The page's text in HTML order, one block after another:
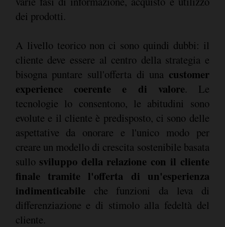
dei prodotti.
A livello teorico non ci sono quindi dubbi: il
cliente deve essere al centro della strategia e
bisogna puntare sull'offerta di una customer
experience coerente e di valore. Le
tecnologie lo consentono, le abitudini sono
evolute e il cliente è predisposto, ci sono delle
aspettative da onorare e l'unico modo per
creare un modello di crescita sostenibile basata
sullo sviluppo della relazione con il cliente
finale tramite l'offerta di un'esperienza
indimenticabile che funzioni da leva di
differenziazione e di stimolo alla fedeltà del
cliente.